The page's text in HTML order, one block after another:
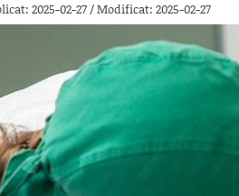
2025-02-27/Modificat: 2025-02-27